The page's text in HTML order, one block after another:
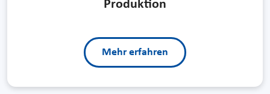
Produktion
Mehr erfahren